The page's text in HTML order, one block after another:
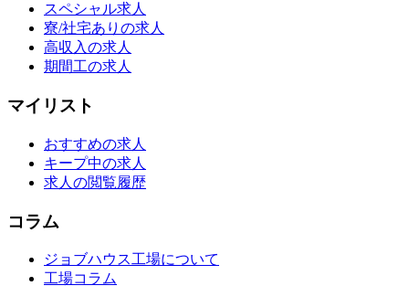
スペシャル求人
寮/社宅ありの求人
高収入の求人
期間工の求人
マイリスト
おすすめの求人
キープ中の求人
求人の閲覧履歴
コラム
ジョブハウス工場について
工場コラム